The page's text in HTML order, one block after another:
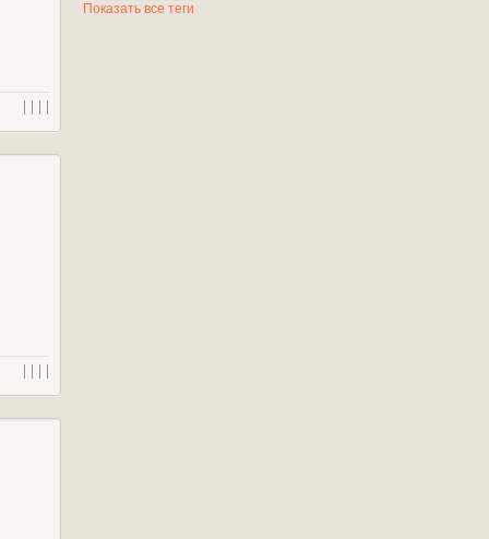
Показать все теги